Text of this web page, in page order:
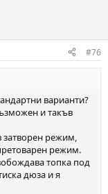
#76
варианти?
и такъв
затворен режим,
режим.
топка под
дюза и я